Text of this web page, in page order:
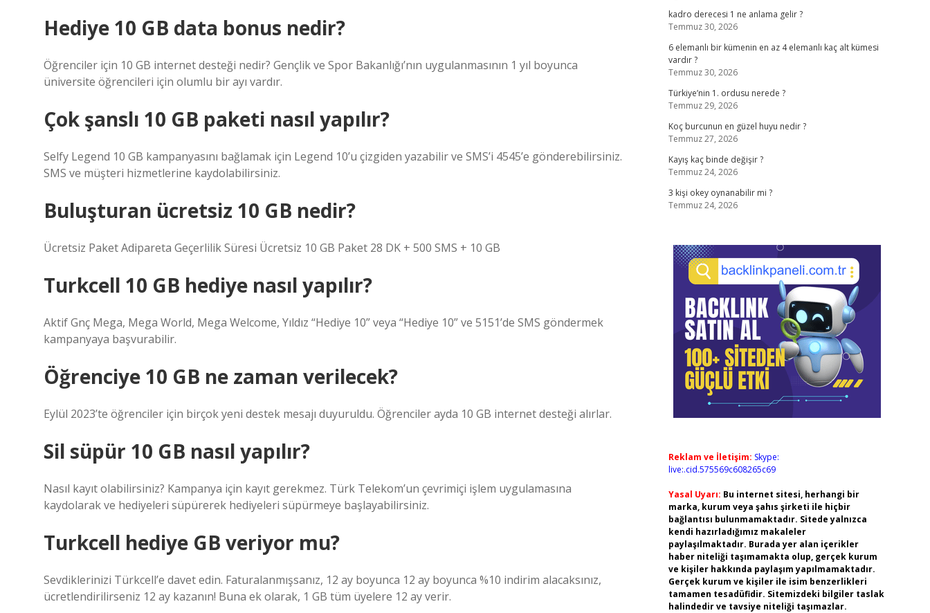
Hediye 10 GB data bonus nedir?
Öğrenciler için 10 GB internet desteği nedir? Gençlik ve Spor Bakanlığı’nın uygulanmasının 1 yıl boyunca
üniversite öğrencileri için olumlu bir ayı vardır.
Çok şanslı 10 GB paketi nasıl yapılır?
Selfy Legend 10 GB kampanyasını bağlamak için Legend 10’u çizgiden yazabilir ve SMS’i 4545’e gönderebilirsiniz.
SMS ve müşteri hizmetlerine kaydolabilirsiniz.
Buluşturan ücretsiz 10 GB nedir?
Ücretsiz Paket Adipareta Geçerlilik Süresi Ücretsiz 10 GB Paket 28 DK + 500 SMS + 10 GB
Turkcell 10 GB hediye nasıl yapılır?
Aktif Gnç Mega, Mega World, Mega Welcome, Yıldız “Hediye 10” veya “Hediye 10” ve 5151’de SMS göndermek
kampanyaya başvurabilir.
Öğrenciye 10 GB ne zaman verilecek?
Eylül 2023’te öğrenciler için birçok yeni destek mesajı duyuruldu. Öğrenciler ayda 10 GB internet desteği alırlar.
Sil süpür 10 GB nasıl yapılır?
Nasıl kayıt olabilirsiniz? Kampanya için kayıt gerekmez. Türk Telekom’un çevrimiçi işlem uygulamasına
kaydolarak ve hediyeleri süpürerek hediyeleri süpürmeye başlayabilirsiniz.
Turkcell hediye GB veriyor mu?
Sevdiklerinizi Türkcell’e davet edin. Faturalanmışsanız, 12 ay boyunca 12 ay boyunca %10 indirim alacaksınız,
ücretlendirilirseniz 12 ay kazanın! Buna ek olarak, 1 GB tüm üyelere 12 ay verir.
kadro derecesi 1 ne anlama gelir ?
Temmuz 30, 2026
6 elemanlı bir kümenin en az 4 elemanlı kaç alt kümesi
vardır ?
Temmuz 30, 2026
Türkiye’nin 1. ordusu nerede ?
Temmuz 29, 2026
Koç burcunun en güzel huyu nedir ?
Temmuz 27, 2026
Kayış kaç binde değişir ?
Temmuz 24, 2026
3 kişi okey oynanabilir mi ?
Temmuz 24, 2026
Reklam ve İletişim: Skype:
live:.cid.575569c608265c69
Yasal Uyarı: Bu internet sitesi, herhangi bir
marka, kurum veya şahıs şirketi ile hiçbir
bağlantısı bulunmamaktadır. Sitede yalnızca
kendi hazırladığımız makaleler
paylaşılmaktadır. Burada yer alan içerikler
haber niteliği taşımamakta olup, gerçek kurum
ve kişiler hakkında paylaşım yapılmamaktadır.
Gerçek kurum ve kişiler ile isim benzerlikleri
tamamen tesadüfidir. Sitemizdeki bilgiler taslak
halindedir ve tavsiye niteliği taşımazlar.